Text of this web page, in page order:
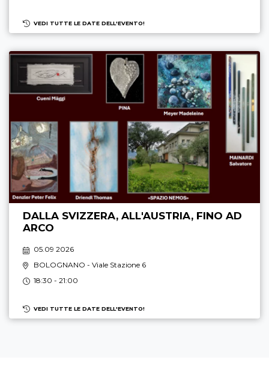
VEDI TUTTE LE DATE DELL'EVENTO!
DALLA SVIZZERA, ALL'AUSTRIA, FINO AD
ARCO
05.09 2026
BOLOGNANO - Viale Stazione 6
18:30 - 21:00
VEDI TUTTE LE DATE DELL'EVENTO!